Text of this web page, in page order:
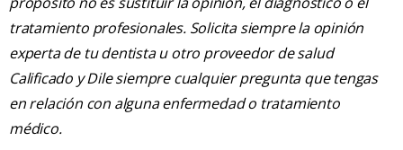
tratamiento profesionales. Solicita siempre la opinión
experta de tu dentista u otro proveedor de salud
Calificado y Dile siempre cualquier pregunta que tengas
en relación con alguna enfermedad o tratamiento
médico.